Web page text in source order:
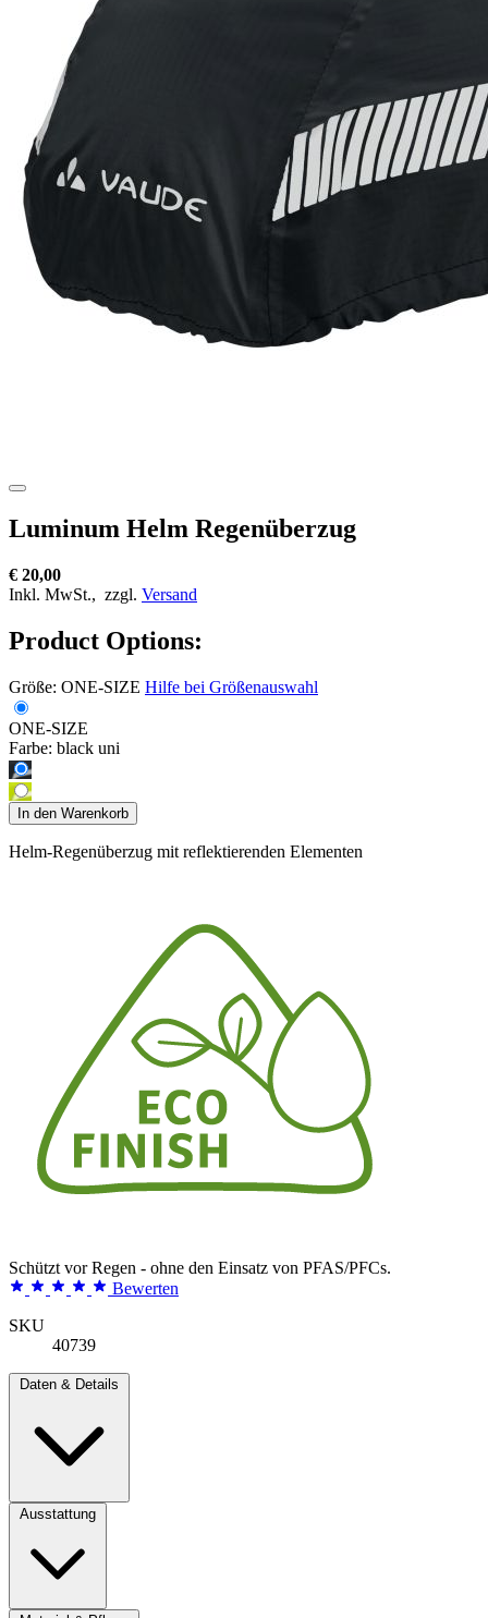
Luminum Helm Regenüberzug
€ 20,00
Inkl. MwSt., zzgl. Versand
Product Options:
Größe: ONE-SIZE Hilfe bei Größenauswahl
ONE-SIZE
Farbe: black uni
In den Warenkorb
Helm-Regenüberzug mit reflektierenden Elementen
Schützt vor Regen - ohne den Einsatz von PFAS/PFCs.
Bewerten
SKU
40739
Daten & Details
Ausstattung